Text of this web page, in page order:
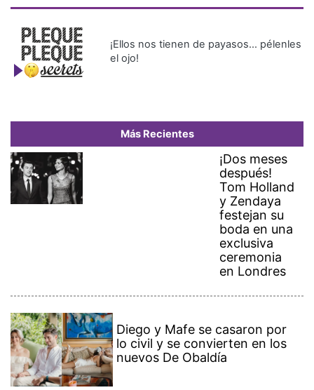
¡Ellos nos tienen de payasos… pélenles
el ojo!
Más Recientes
¡Dos meses
después!
Tom Holland
y Zendaya
festejan su
boda en una
exclusiva
ceremonia
en Londres
Diego y Mafe se casaron por
lo civil y se convierten en los
nuevos De Obaldía